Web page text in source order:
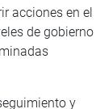
acciones en el
de gobierno
y